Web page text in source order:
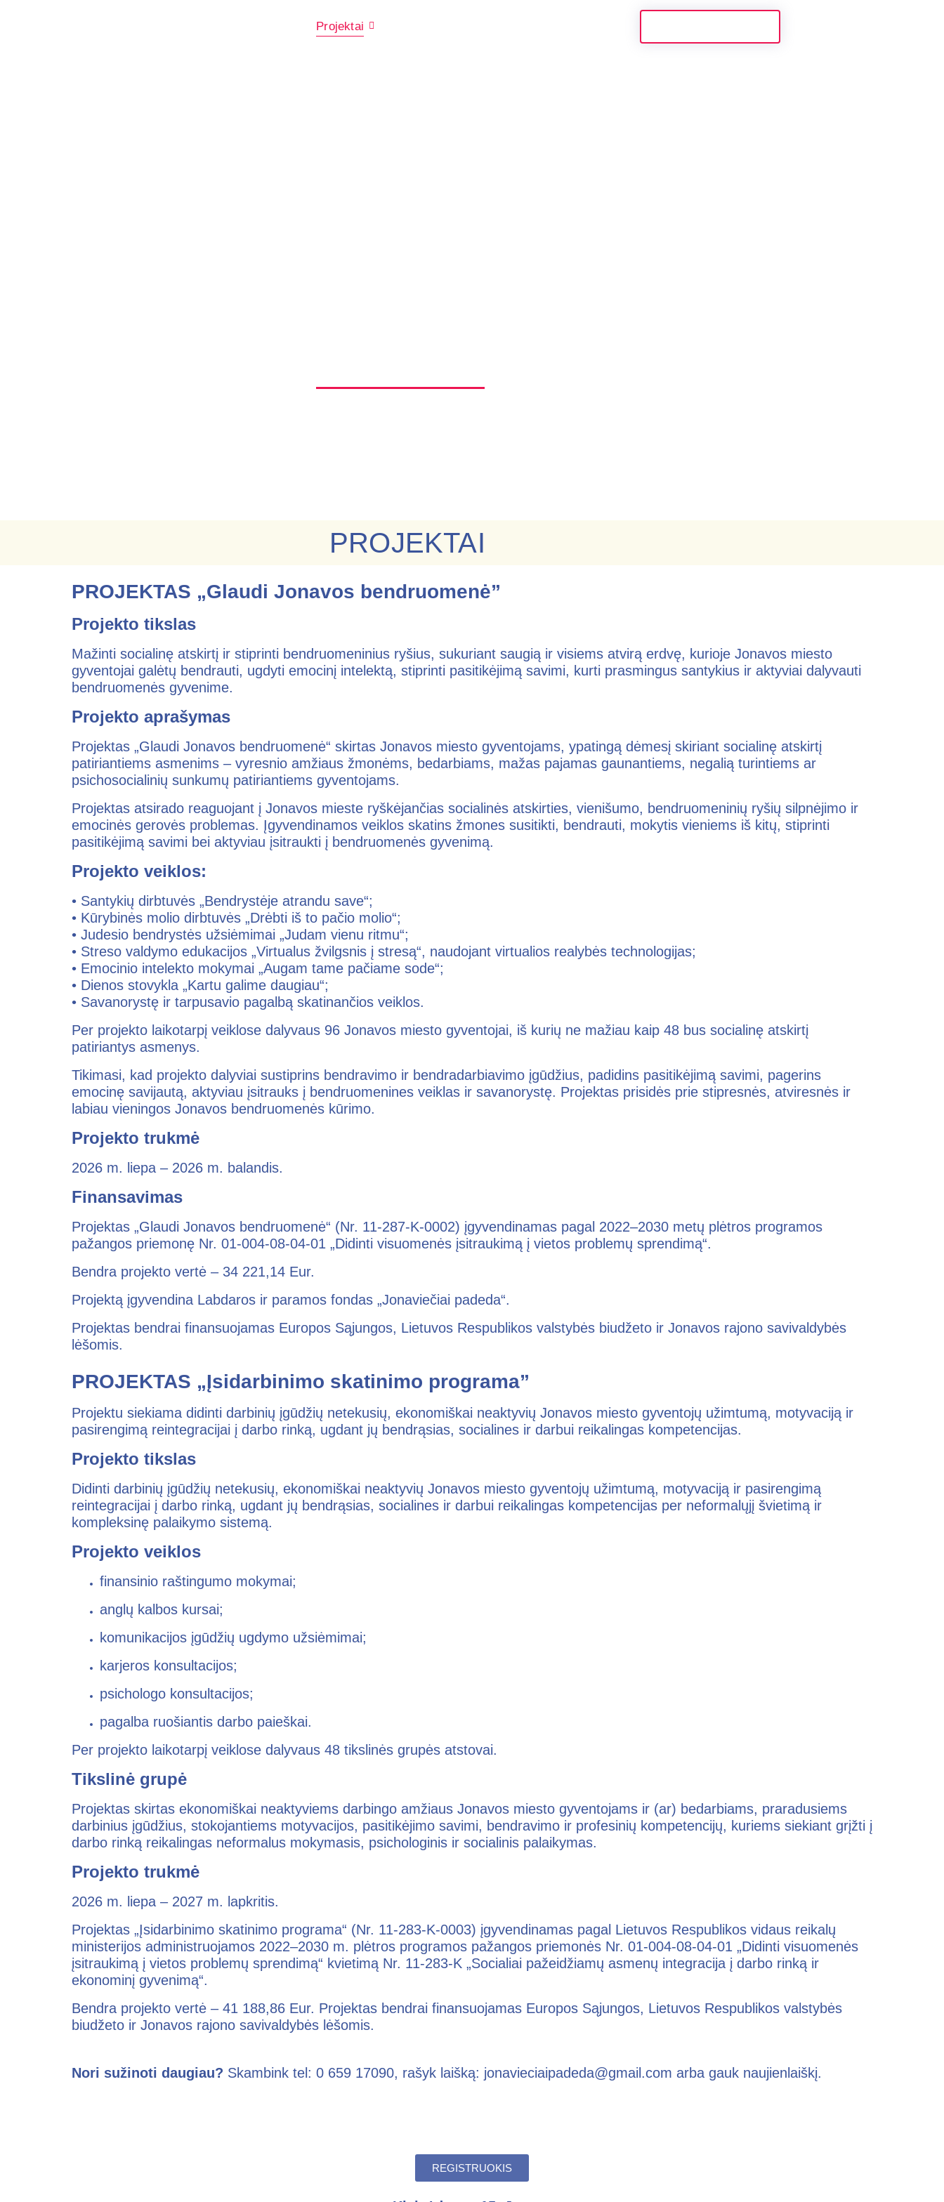
Projektai
PROJEKTAI
PROJEKTAS „Glaudi Jonavos bendruomenė”
Projekto tikslas
Mažinti socialinę atskirtį ir stiprinti bendruomeninius ryšius, sukuriant saugią ir visiems atvirą erdvę, kurioje Jonavos miesto
gyventojai galėtų bendrauti, ugdyti emocinį intelektą, stiprinti pasitikėjimą savimi, kurti prasmingus santykius ir aktyviai dalyvauti
bendruomenės gyvenime.
Projekto aprašymas
Projektas „Glaudi Jonavos bendruomenė“ skirtas Jonavos miesto gyventojams, ypatingą dėmesį skiriant socialinę atskirtį
patiriantiems asmenims – vyresnio amžiaus žmonėms, bedarbiams, mažas pajamas gaunantiems, negalią turintiems ar
psichosocialinių sunkumų patiriantiems gyventojams.
Projektas atsirado reaguojant į Jonavos mieste ryškėjančias socialinės atskirties, vienišumo, bendruomeninių ryšių silpnėjimo ir
emocinės gerovės problemas. Įgyvendinamos veiklos skatins žmones susitikti, bendrauti, mokytis vieniems iš kitų, stiprinti
pasitikėjimą savimi bei aktyviau įsitraukti į bendruomenės gyvenimą.
Projekto veiklos:
• Santykių dirbtuvės „Bendrystėje atrandu save“;
• Kūrybinės molio dirbtuvės „Drėbti iš to pačio molio“;
• Judesio bendrystės užsiėmimai „Judam vienu ritmu“;
• Streso valdymo edukacijos „Virtualus žvilgsnis į stresą“, naudojant virtualios realybės technologijas;
• Emocinio intelekto mokymai „Augam tame pačiame sode“;
• Dienos stovykla „Kartu galime daugiau“;
• Savanorystę ir tarpusavio pagalbą skatinančios veiklos.
Per projekto laikotarpį veiklose dalyvaus 96 Jonavos miesto gyventojai, iš kurių ne mažiau kaip 48 bus socialinę atskirtį
patiriantys asmenys.
Tikimasi, kad projekto dalyviai sustiprins bendravimo ir bendradarbiavimo įgūdžius, padidins pasitikėjimą savimi, pagerins
emocinę savijautą, aktyviau įsitrauks į bendruomenines veiklas ir savanorystę. Projektas prisidės prie stipresnės, atviresnės ir
labiau vieningos Jonavos bendruomenės kūrimo.
Projekto trukmė
2026 m. liepa – 2026 m. balandis.
Finansavimas
Projektas „Glaudi Jonavos bendruomenė“ (Nr. 11-287-K-0002) įgyvendinamas pagal 2022–2030 metų plėtros programos
pažangos priemonę Nr. 01-004-08-04-01 „Didinti visuomenės įsitraukimą į vietos problemų sprendimą“.
Bendra projekto vertė – 34 221,14 Eur.
Projektą įgyvendina Labdaros ir paramos fondas „Jonaviečiai padeda“.
Projektas bendrai finansuojamas Europos Sąjungos, Lietuvos Respublikos valstybės biudžeto ir Jonavos rajono savivaldybės
lėšomis.
PROJEKTAS „Įsidarbinimo skatinimo programa”
Projektu siekiama didinti darbinių įgūdžių netekusių, ekonomiškai neaktyvių Jonavos miesto gyventojų užimtumą, motyvaciją ir
pasirengimą reintegracijai į darbo rinką, ugdant jų bendrąsias, socialines ir darbui reikalingas kompetencijas.
Projekto tikslas
Didinti darbinių įgūdžių netekusių, ekonomiškai neaktyvių Jonavos miesto gyventojų užimtumą, motyvaciją ir pasirengimą
reintegracijai į darbo rinką, ugdant jų bendrąsias, socialines ir darbui reikalingas kompetencijas per neformalųjį švietimą ir
kompleksinę palaikymo sistemą.
Projekto veiklos
finansinio raštingumo mokymai;
anglų kalbos kursai;
komunikacijos įgūdžių ugdymo užsiėmimai;
karjeros konsultacijos;
psichologo konsultacijos;
pagalba ruošiantis darbo paieškai.
Per projekto laikotarpį veiklose dalyvaus 48 tikslinės grupės atstovai.
Tikslinė grupė
Projektas skirtas ekonomiškai neaktyviems darbingo amžiaus Jonavos miesto gyventojams ir (ar) bedarbiams, praradusiems
darbinius įgūdžius, stokojantiems motyvacijos, pasitikėjimo savimi, bendravimo ir profesinių kompetencijų, kuriems siekiant grįžti į
darbo rinką reikalingas neformalus mokymasis, psichologinis ir socialinis palaikymas.
Projekto trukmė
2026 m. liepa – 2027 m. lapkritis.
Projektas „Įsidarbinimo skatinimo programa“ (Nr. 11-283-K-0003) įgyvendinamas pagal Lietuvos Respublikos vidaus reikalų
ministerijos administruojamos 2022–2030 m. plėtros programos pažangos priemonės Nr. 01-004-08-04-01 „Didinti visuomenės
įsitraukimą į vietos problemų sprendimą“ kvietimą Nr. 11-283-K „Socialiai pažeidžiamų asmenų integracija į darbo rinką ir
ekonominį gyvenimą“.
Bendra projekto vertė – 41 188,86 Eur. Projektas bendrai finansuojamas Europos Sąjungos, Lietuvos Respublikos valstybės
biudžeto ir Jonavos rajono savivaldybės lėšomis.
Nori sužinoti daugiau? Skambink tel: 0 659 17090, rašyk laišką: jonavieciaipadeda@gmail.com arba gauk naujienlaiškį.
REGISTRUOKIS